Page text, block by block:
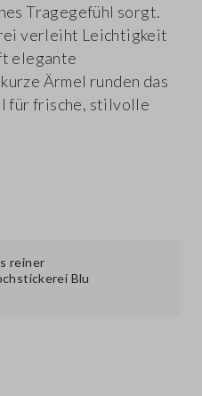
Tragegefühl sorgt.
verleiht Leichtigkeit
elegante
Ärmel runden das
für frische, stilvolle